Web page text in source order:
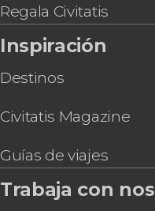
Senderismo por el
Volcanes de Hawái
Circuito de tirolinas
Regala Civitatis
Inspiración
Destinos
Civitatis Magazine
Guías de viajes
Trabaja con